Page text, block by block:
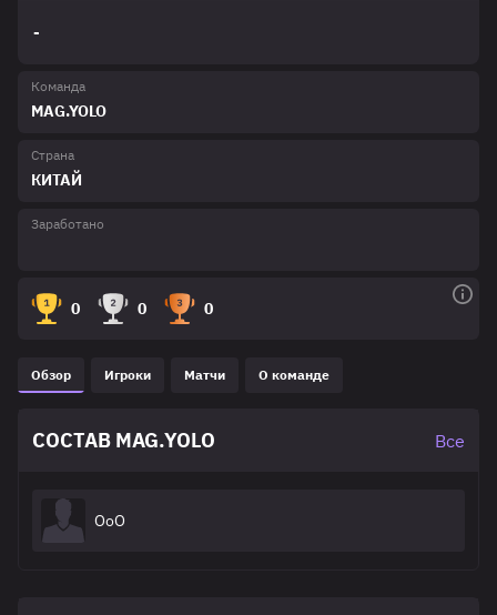
-
Команда
MAG.YOLO
Страна
КИТАЙ
Заработано
0 0 0
Обзор Игроки Матчи О команде
СОСТАВ MAG.YOLO Все
OoO